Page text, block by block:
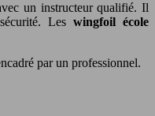
un instructeur qualifié. Il
Leswingfoil école
par un professionnel.